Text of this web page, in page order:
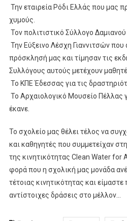
Την εταιρεία Ρόδι Ελλάς που μας
χυμούς.
Τον πολιτιστικό Σύλλογο Δαμιανού
Την Εύξεινο Λέσχη Γιαννιτσών
πρόσκλησή μας και τίμησαν τις
Συλλόγους αυτούς μετέχουν
Το ΚΠΕ Έδεσσας για τις
Το Αρχαιολογικό Μουσείο Πέλλας
έκανε.
Το σχολείο μας θέλει τέλος να
και καθηγητές που συμμετείχαν
της κινητικότητας Clean Water for
φορά που η σχολική μας μονάδα
τέτοιας κινητικότητας και είμαστε
αντίστοιχες δράσεις στο μέλλον…